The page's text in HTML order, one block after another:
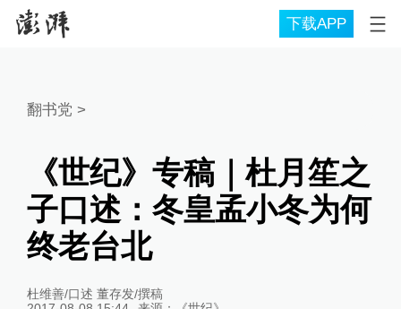
下载APP
翻书党 >
《世纪》专稿｜杜月笙之
子口述：冬皇孟小冬为何
终老台北
杜维善/口述 董存发/撰稿